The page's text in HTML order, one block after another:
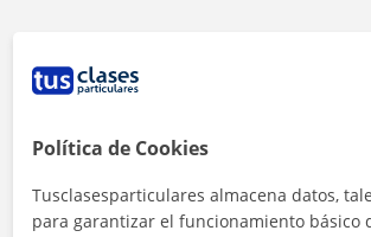
Política de Cookies
Tusclasesparticulares almacena datos,
para garantizar el funcionamiento básico